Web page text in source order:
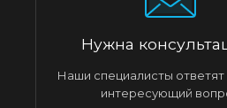
Нужна
Наши специалисты
интересующий